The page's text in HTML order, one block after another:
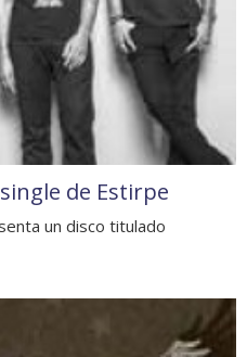
de Estirpe
un disco titulado